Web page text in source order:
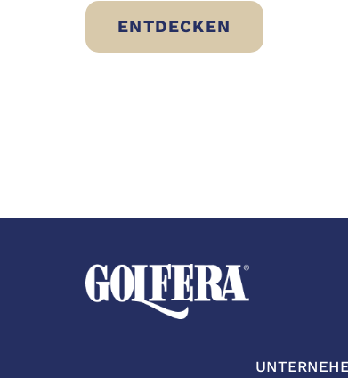
ENTDECKEN
WAS KANN MAN AM
UNTERNEHE